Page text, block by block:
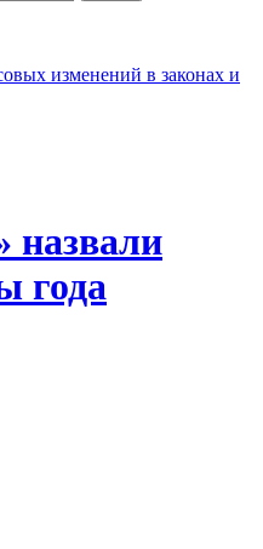
изменений в законах и
назвали
года